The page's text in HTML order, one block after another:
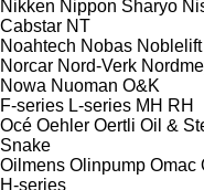
Nikken Nippon Sharyo
Cabstar NT
Noahtech Nobas Noblelift
Norcar Nord-Verk
Nowa Nuoman O&K
F-series L-series MH RH
Océ Oehler Oertli Oil &
Snake
Oilmens Olinpump Omac
H-series